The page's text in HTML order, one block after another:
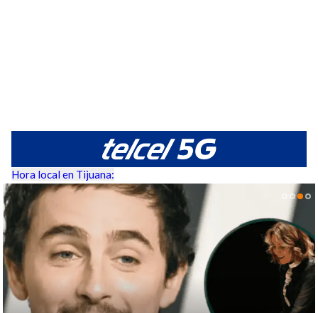
Hora local en Tijuana: